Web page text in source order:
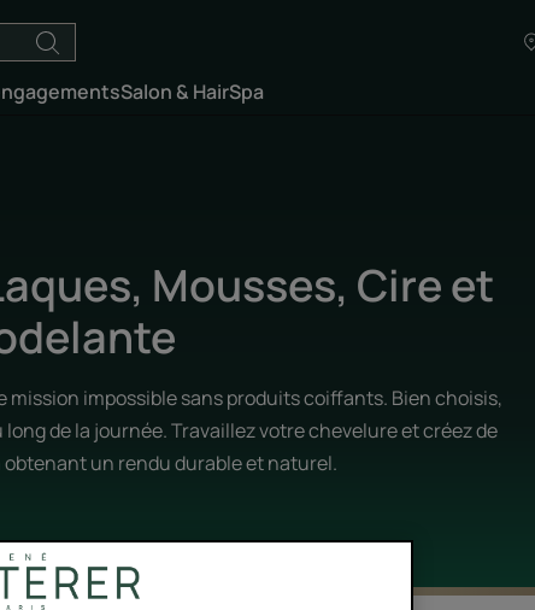
Salon & HairSpa
Mousses, Cire et
impossible sans produits coiffants. Bien choisis,
de la journée. Travaillez votre chevelure et créez de
un rendu durable et naturel.